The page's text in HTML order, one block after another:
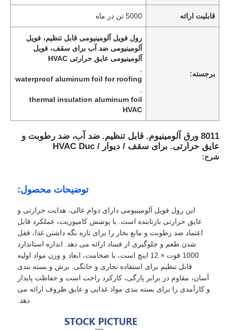
قابلیت ارائه 5000 تن در ماه
برجسته:
رول فویل آلومینیومی قابل تنظیم، فویل
آلومینیومی ضد آب برای سقف، فویل
آلومینیومی عایق حرارتی HVAC
waterproof aluminum foil for roofing
thermal insulation aluminum foil
HVAC
8011 ورق آلومینیوم. قابل تنظیم. ضد آب، ضد رطوبت و
عایق حرارتی. برای سقف / دیوار / HVAC Duc
شرح:
توضیحات محصول:
این رول فویل آلومینیومی دارای دوام عالی، هدایت حرارتی و
عایق حرارتی بازتابنده است. با پوشش کامپوزیت، عملکرد قابل
اعتماد ضد رطوبت و مانع بخار را برای تازه نگه داشتن غذا، قفل
شدن طعم و جلوگیری از فساد ارائه می دهد. اندازه استاندارد
1000 فوت × 12 اینچ است، با ضخامت، ابعاد و وزن مواد اولیه
قابل تنظیم برای استفاده تجاری و خانگی. برش و بسته بندی
آسان، مقاوم در برابر پارگی، کارکرد راحت است و حفاظت پایدار
و کارآمدی را برای بسته بندی مواد غذایی و عایق ظروف ارائه می
دهد.